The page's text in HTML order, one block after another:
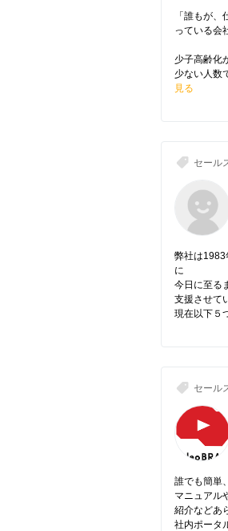
「誰もが
っている会
少子高齢化
少ない人数
見る
セール
弊社は1983
に
今日に至る
支援させて
現在以下５
セール
誰でも簡単
マニュアル
紹介などあ
社内ポータ